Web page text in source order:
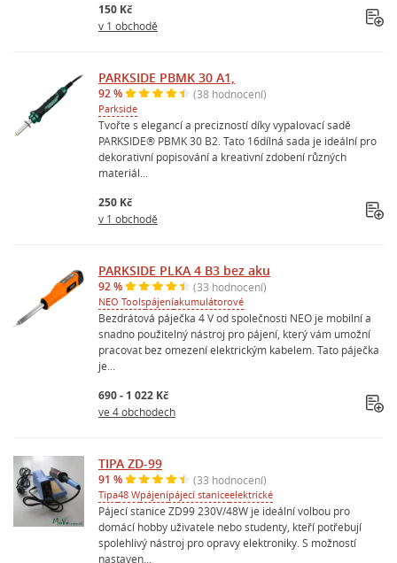
150 Kč
v 1 obchodě
PARKSIDE PBMK 30 A1,
92 % (38 hodnocení)
Parkside
Tvořte s elegancí a precizností díky vypalovací sadě
PARKSIDE® PBMK 30 B2. Tato 16dílná sada je ideální pro
dekorativní popisování a kreativní zdobení různých
materiál...
250 Kč
v 1 obchodě
PARKSIDE PLKA 4 B3 bez aku
92 % (33 hodnocení)
NEO Toolspájeníakumulátorové
Bezdrátová páječka 4 V od společnosti NEO je mobilní a
snadno použitelný nástroj pro pájení, který vám umožní
pracovat bez omezení elektrickým kabelem. Tato páječka
je...
690 - 1 022 Kč
ve 4 obchodech
TIPA ZD-99
91 % (33 hodnocení)
Tipa48 Wpájenípájecí staniceelektrické
Pájecí stanice ZD99 230V/48W je ideální volbou pro
domácí hobby uživatele nebo studenty, kteří potřebují
spolehlivý nástroj pro opravy elektroniky. S možností
nastaven...